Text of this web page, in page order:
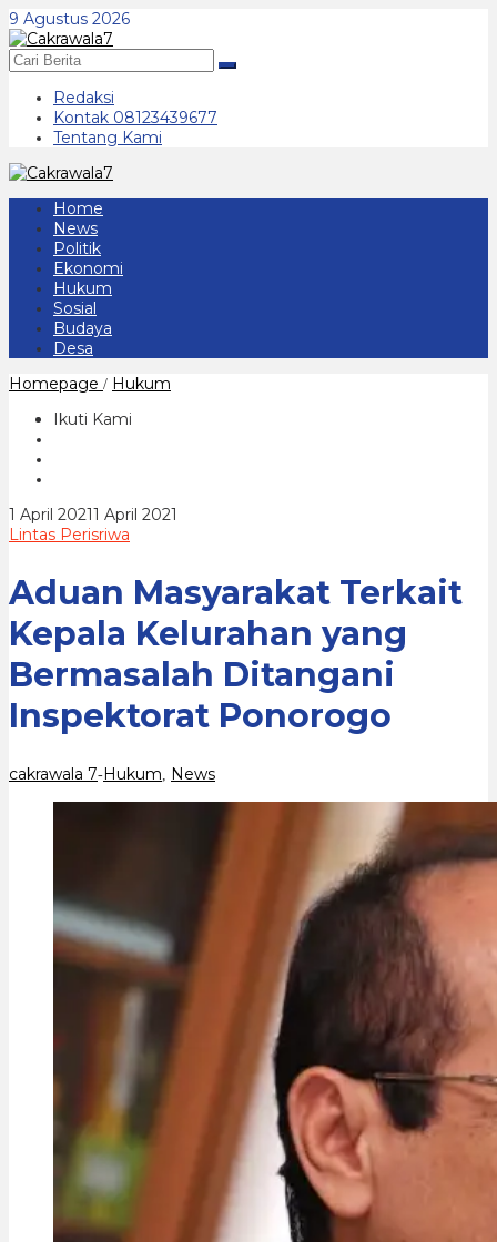
Lewati
ke
konten
9 Agustus 2026
Redaksi
Kontak 08123439677
Tentang Kami
Home
News
Politik
Ekonomi
Hukum
Sosial
Budaya
Desa
Homepage / Hukum
Ditangani
Inspektorat
Ikuti Kami
1 April 20211 April 2021
Lintas Perisriwa
Aduan Masyarakat Terkait
Kepala Kelurahan yang
Bermasalah Ditangani
Inspektorat Ponorogo
cakrawala 7-Hukum News